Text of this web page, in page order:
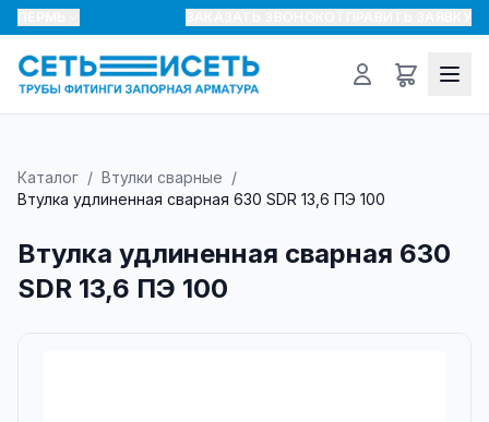
Каталог / Втулки сварные /
Втулка удлиненная сварная 630 SDR 13,6 ПЭ 100
Втулка удлиненная сварная 630
SDR 13,6 ПЭ 100